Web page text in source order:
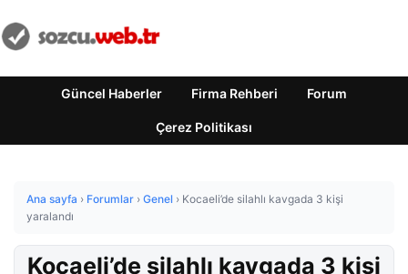
Güncel Haberler Firma Rehberi Forum
Çerez Politikası
Ana sayfa › Forumlar › Genel › Kocaeli’de silahlı kavgada 3 kişi
yaralandı
Kocaeli’de silahlı kavgada 3 kişi